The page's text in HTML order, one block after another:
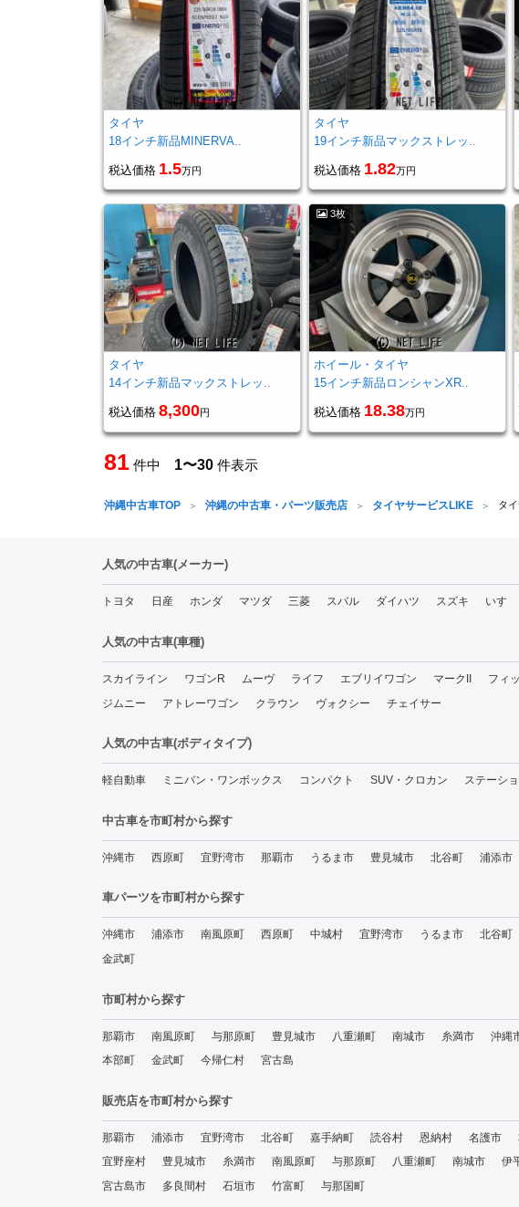
タイヤ
18インチ新品MINERVA..
税込価格 1.5万円
タイヤ
19インチ新品マックストレッ..
税込価格 1.82万円
タイヤ
14インチ新品マックストレッ..
税込価格 8,300円
3枚
ホイール・タイヤ
15インチ新品ロンシャンXR..
税込価格 18.38万円
81 件中 1〜30 件表示
沖縄中古車TOP 沖縄の中古車・パーツ販売店 タイヤサービスLIKE タ
人気の中古車(メーカー)
トヨタ 日産 ホンダ マツダ 三菱 スバル ダイハツ スズキ いすゞ
人気の中古車(車種)
スカイライン ワゴンR ムーヴ ライフ エブリイワゴン マークII フィ
ジムニー
アトレーワゴン クラウン ヴォクシー チェイサー
人気の中古車(ボディタイプ)
軽自動車 ミニバン・ワンボックス コンパクト SUV・クロカン ステーシ
中古車を市町村から探す
沖縄市 西原町 宜野湾市 那覇市 うるま市 豊見城市 北谷町 浦添市
車パーツを市町村から探す
沖縄市 浦添市 南風原町 西原町 中城村 宜野湾市 うるま市 北谷町
金武町
市町村から探す
那覇市 南風原町 与那原町 豊見城市 八重瀬町 南城市 糸満市 沖縄
本部町
金武町 今帰仁村 宮古島
販売店を市町村から探す
那覇市 浦添市 宜野湾市 北谷町 嘉手納町 読谷村 恩納村 名護市
宜野座村
豊見城市 糸満市 南風原町 与那原町 八重瀬町 南城市 伊
宮古島市
多良間村 石垣市 竹富町 与那国町